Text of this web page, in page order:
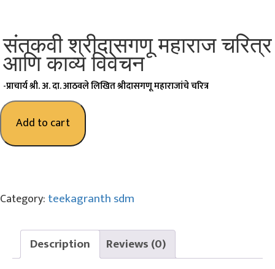
संतकवी श्रीदासगणू महाराज चरित्र
आणि काव्य विवेचन
-प्राचार्य श्री. अ. दा. आठवले लिखित श्रीदासगणू महाराजांचे चरित्र
Add to cart
Category: teekagranth sdm
Description Reviews (0)